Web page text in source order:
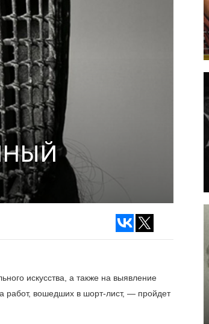
искусства, а также на выявление
работ, вошедших в шорт-лист, ― пройдет